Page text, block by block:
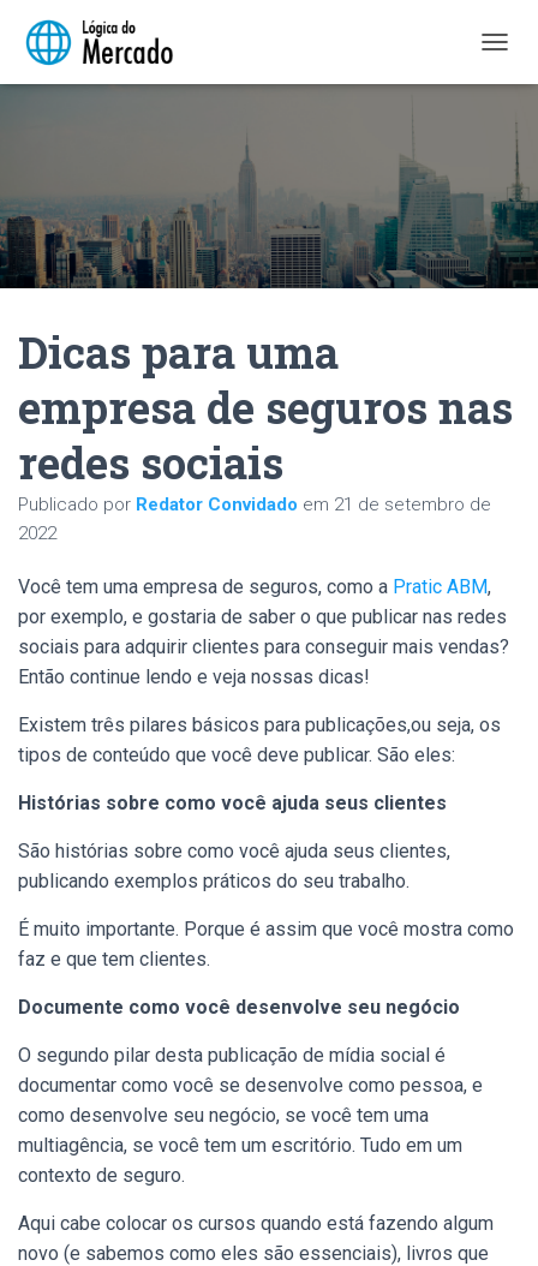
L
A
R
N
A
V
Ã
O
Dicas para uma
empresa de seguros nas
redes sociais
Publicado por Redator Convidado em 21 de setembro de
2022
Você tem uma empresa de seguros, como a Pratic ABM,
por exemplo, e gostaria de saber o que publicar nas redes
sociais para adquirir clientes para conseguir mais vendas?
Então continue lendo e veja nossas dicas!
Existem três pilares básicos para publicações,ou seja, os
tipos de conteúdo que você deve publicar. São eles:
Histórias sobre como você ajuda seus clientes
São histórias sobre como você ajuda seus clientes,
publicando exemplos práticos do seu trabalho.
É muito importante. Porque é assim que você mostra como
faz e que tem clientes.
Documente como você desenvolve seu negócio
O segundo pilar desta publicação de mídia social é
documentar como você se desenvolve como pessoa, e
como desenvolve seu negócio, se você tem uma
multiagência, se você tem um escritório. Tudo em um
contexto de seguro.
Aqui cabe colocar os cursos quando está fazendo algum
novo (e sabemos como eles são essenciais), livros que